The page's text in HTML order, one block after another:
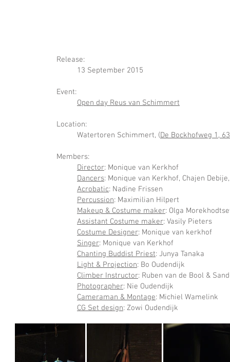
Release:
13 September 2015
Event:
Open day Reus van Schimmert
Location:
Watertoren Schimmert, (De Bockhofweg 1,
Members:
Director: Monique van Kerkhof
Dancers: Monique van Kerkhof, Chajen
Acrobatic: Nadine Frissen
Percussion: Maximilian Hilpert
Makeup & Costume maker: Olga
Assistant Costume maker: Vasily Pieters
Costume Designer: Monique van kerkhof
Singer: Monique van Kerkhof
Chanting Buddist Priest: Junya Tanaka
Light & Projection: Bo Oudendijk
Climber Instructor: Ruben van de Bool &
Photographer: Nie Oudendijk
Cameraman & Montage: Michiel Wamelink
CG Set design: Zowi Oudendijk